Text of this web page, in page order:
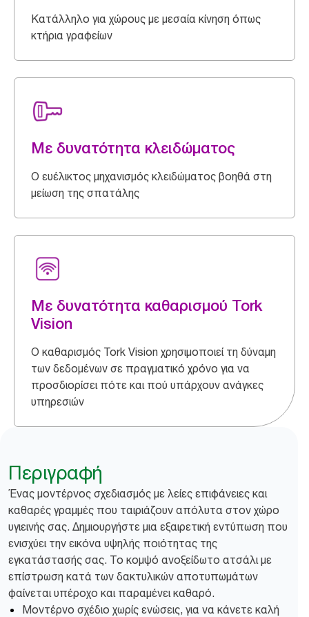
Κατάλληλο για χώρους με μεσαία κίνηση όπως
κτήρια γραφείων
Με δυνατότητα κλειδώματος
Ο ευέλικτος μηχανισμός κλειδώματος βοηθά στη
μείωση της σπατάλης
Με δυνατότητα καθαρισμού Tork
Vision
Ο καθαρισμός Tork Vision χρησιμοποιεί τη δύναμη
των δεδομένων σε πραγματικό χρόνο για να
προσδιορίσει πότε και πού υπάρχουν ανάγκες
υπηρεσιών
Περιγραφή
Ένας μοντέρνος σχεδιασμός με λείες επιφάνειες και
καθαρές γραμμές που ταιριάζουν απόλυτα στον χώρο
υγιεινής σας. Δημιουργήστε μια εξαιρετική εντύπωση που
ενισχύει την εικόνα υψηλής ποιότητας της
εγκατάστασής σας. Το κομψό ανοξείδωτο ατσάλι με
επίστρωση κατά των δακτυλικών αποτυπωμάτων
φαίνεται υπέροχο και παραμένει καθαρό.
Μοντέρνο σχέδιο χωρίς ενώσεις, για να κάνετε καλή